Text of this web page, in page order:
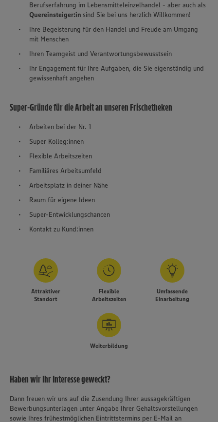
Berufserfahrung im Lebensmitteleinzelhandel - aber auch als
Quereinsteiger:in sind Sie bei uns herzlich Willkommen!
Ihre Begeisterung für den Handel und Freude am Umgang
mit Menschen
Ihren Teamgeist und Verantwortungsbewusstsein
Ihr Engagement für Ihre Aufgaben, die Sie eigenständig und
gewissenhaft angehen
Super-Gründe für die Arbeit an unseren Frischetheken
Arbeiten bei der Nr. 1
Super Kolleg:innen
Flexible Arbeitszeiten
Familiäres Arbeitsumfeld
Arbeitsplatz in deiner Nähe
Raum für eigene Ideen
Super-Entwicklungschancen
Kontakt zu Kund:innen
Attraktiver
Standort
Flexible
Arbeitszeiten
Umfassende
Einarbeitung
Weiterbildung
Haben wir Ihr Interesse geweckt?
Dann freuen wir uns auf die Zusendung Ihrer aussagekräftigen
Bewerbungsunterlagen unter Angabe Ihrer Gehaltsvorstellungen
sowie Ihres frühestmöglichen Eintrittstermins per E-Mail an